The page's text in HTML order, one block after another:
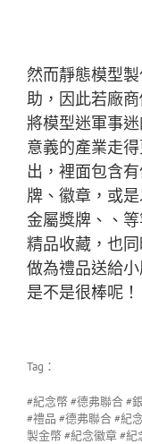
然而靜態模型
助，因此若廠
將模型迷軍事
意義的產業走
出，裡面包含
牌、徽章，或
金屬獎牌、、
精品收藏，也
做為禮品送給
是不是很棒呢！
Tag：
#紀念幣 #德弗聯合 #
#禮品 #德弗聯合 #紀
製金幣 #紀念徽章 #